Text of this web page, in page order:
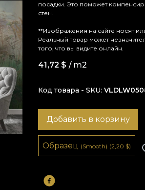
посадки. Это поможет
стен.
**Изображения на сайте носят
Реальный товар может
того, что вы видите онлайн.
41,72 $ / m2
Код товара - SKU
Добавить в корзину
Образец (Smooth) (2,20 $)